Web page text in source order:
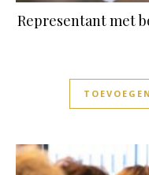
Representant met